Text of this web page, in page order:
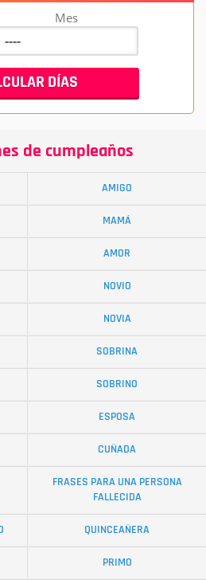
Mes
de cumpleaños
AMIGO
MAMÁ
AMOR
NOVIO
NOVIA
SOBRINA
SOBRINO
ESPOSA
CUÑADA
FRASES PARA UNA PERSONA
FALLECIDA
QUINCEAÑERA
PRIMO